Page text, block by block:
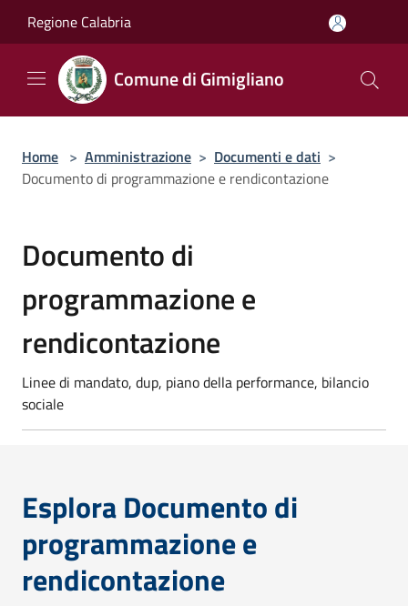
Regione Calabria
Comune di Gimigliano
Home > Amministrazione > Documenti e dati >
Documento di programmazione e rendicontazione
Documento di
programmazione e
rendicontazione
Linee di mandato, dup, piano della performance, bilancio
sociale
Esplora Documento di
programmazione e
rendicontazione